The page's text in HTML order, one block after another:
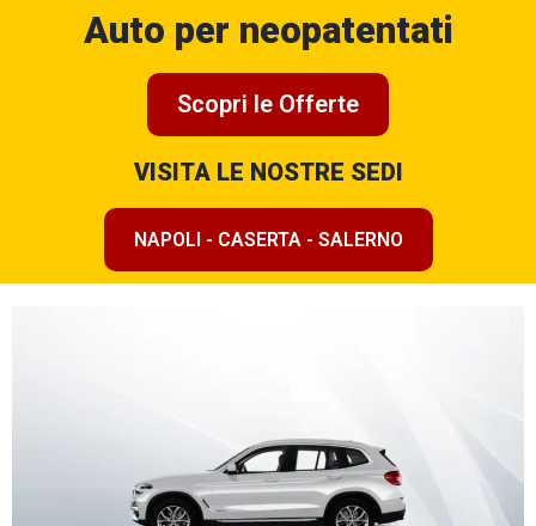
Auto per neopatentati
Scopri le Offerte
VISITA LE NOSTRE SEDI
NAPOLI - CASERTA - SALERNO